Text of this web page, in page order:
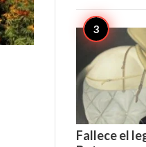
Fallece el